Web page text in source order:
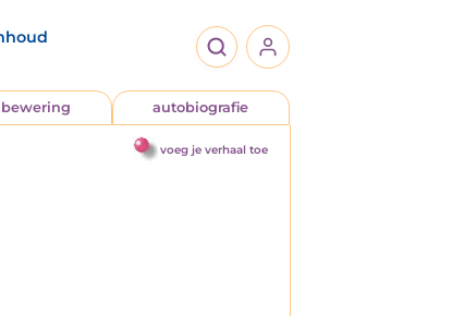
bewering autobiografie
voeg je verhaal toe